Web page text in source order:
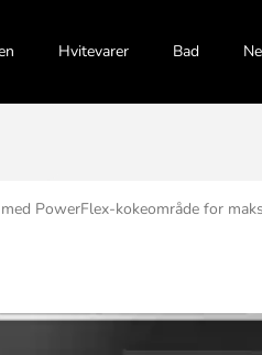
Hvitevarer Bad
PowerFlex-kokeområde for